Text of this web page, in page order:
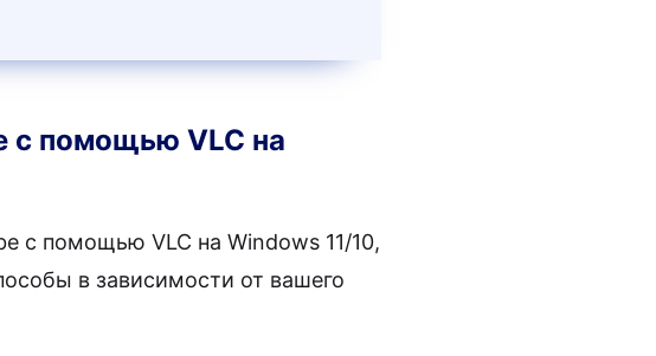
с помощью VLC на
с помощью VLC на Windows 11/10,
в зависимости от вашего